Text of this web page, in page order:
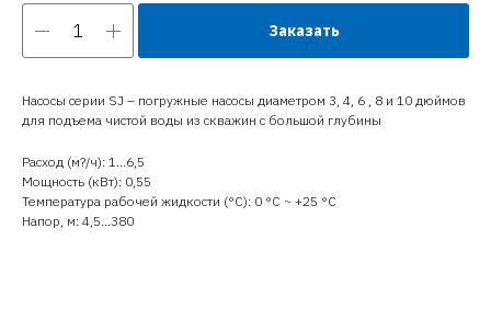
Заказать
Насосы серии SJ – погружные насосы диаметром 3, 4, 6 , 8 и 10 дюймов
для подъема чистой воды из скважин с большой глубины
Расход (м?/ч): 1…6,5
Мощность (кВт): 0,55
Температура рабочей жидкости (°C): 0 °С ~ +25 °С
Напор, м: 4,5…380